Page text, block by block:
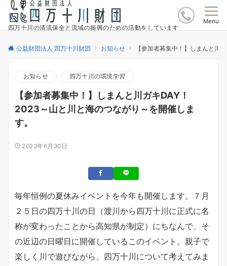
四万十川の清流保全と流域の振興のための活動をしています
Menu
公益財団法人 四万十川財団 お知らせ 【参加者募集中！】しまんと川
お知らせ 四万十川の環境学習
【参加者募集中！】しまんと川ガキDAY！
2023～山と川と海のつながり～を開催しま
す。
2023年6月30日
毎年恒例の夏休みイベントを今年も開催します。７月
２５日の四万十川の日（渡川から四万十川に正式に名
称が変わったことから高知県が制定）にちなんで、そ
の近辺の日曜日に開催しているこのイベント。親子で
楽しく川で遊びながら、四万十川について考えてみま